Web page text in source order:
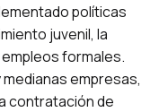
políticas
juvenil, la
formales.
empresas,
contratación de